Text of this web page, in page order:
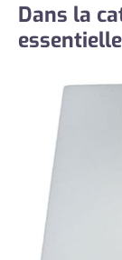
Dans la